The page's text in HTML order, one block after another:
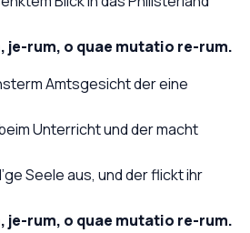
je-rum, o quae mutatio re-rum.
Amtsgesicht der eine
Unterricht und der macht
Seele aus, und der flickt ihr
je-rum, o quae mutatio re-rum.